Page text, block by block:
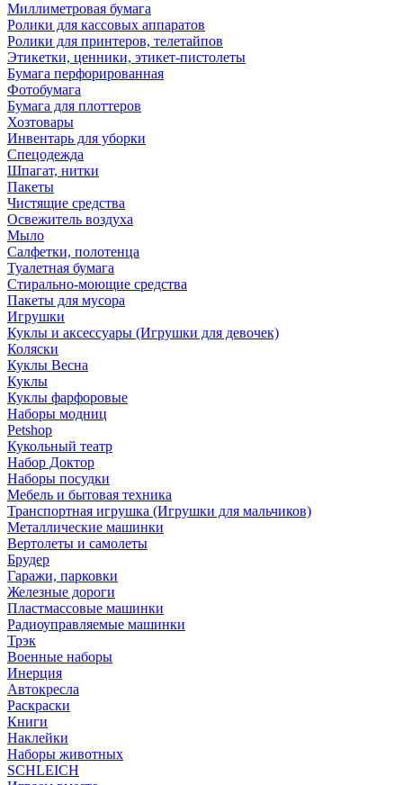
Миллиметровая бумага
Ролики для кассовых аппаратов
Ролики для принтеров, телетайпов
Этикетки, ценники, этикет-пистолеты
Бумага перфорированная
Фотобумага
Бумага для плоттеров
Хозтовары
Инвентарь для уборки
Спецодежда
Шпагат, нитки
Пакеты
Чистящие средства
Освежитель воздуха
Мыло
Салфетки, полотенца
Туалетная бумага
Стирально-моющие средства
Пакеты для мусора
Игрушки
Куклы и аксессуары (Игрушки для девочек)
Коляски
Куклы Весна
Куклы
Куклы фарфоровые
Наборы модниц
Petshop
Кукольный театр
Набор Доктор
Наборы посудки
Мебель и бытовая техника
Транспортная игрушка (Игрушки для мальчиков)
Металлические машинки
Вертолеты и самолеты
Брудер
Гаражи, парковки
Железные дороги
Пластмассовые машинки
Радиоуправляемые машинки
Трэк
Военные наборы
Инерция
Автокресла
Раскраски
Книги
Наклейки
Наборы животных
SCHLEICH